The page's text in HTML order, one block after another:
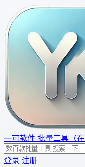
一可软件 批量工具（在
登录 注册